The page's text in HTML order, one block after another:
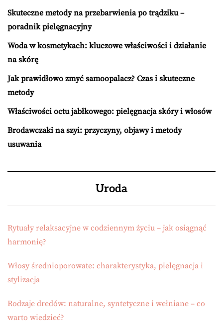
Skuteczne metody na przebarwienia po trądziku –
poradnik pielęgnacyjny
Woda w kosmetykach: kluczowe właściwości i działanie
na skórę
Jak prawidłowo zmyć samoopalacz? Czas i skuteczne
metody
Właściwości octu jabłkowego: pielęgnacja skóry i włosów
Brodawczaki na szyi: przyczyny, objawy i metody
usuwania
Uroda
Rytuały relaksacyjne w codziennym życiu – jak osiągnąć
harmonię?
Włosy średnioporowate: charakterystyka, pielęgnacja i
stylizacja
Rodzaje dredów: naturalne, syntetyczne i wełniane – co
warto wiedzieć?